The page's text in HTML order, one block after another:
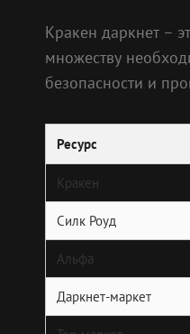
Кракен даркнет –
множеству
безопасности и
Ресурс
Кракен
Силк Роуд
Альфа
Даркнет-маркет